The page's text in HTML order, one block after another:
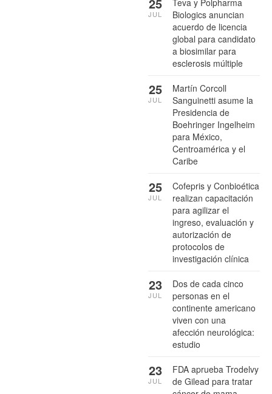
Teva y Polpharma
Biologics anuncian
acuerdo de licencia
global para candidato
a biosimilar para
esclerosis múltiple
JUL
Martín Corcoll
Sanguinetti asume la
Presidencia de
Boehringer Ingelheim
para México,
Centroamérica y el
Caribe
25
JUL
Cofepris y Conbioética
realizan capacitación
para agilizar el
ingreso, evaluación y
autorización de
protocolos de
investigación clínica
25
JUL
Dos de cada cinco
personas en el
continente americano
viven con una
afección neurológica:
estudio
23
JUL
FDA aprueba Trodelvy
de Gilead para tratar
23
JUL